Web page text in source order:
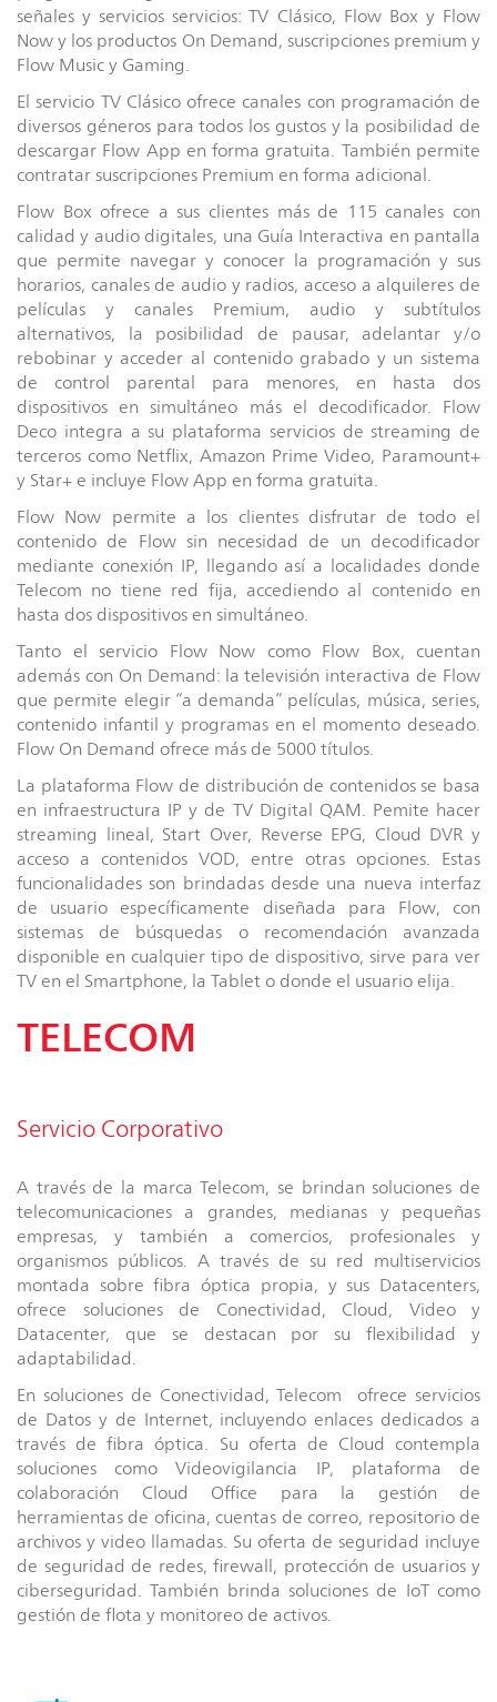
señales y servicios servicios: TV Clásico, Flow Box y Flow
Now y los productos On Demand, suscripciones premium y
Flow Music y Gaming.
El servicio TV Clásico ofrece canales con programación de
diversos géneros para todos los gustos y la posibilidad de
descargar Flow App en forma gratuita. También permite
contratar suscripciones Premium en forma adicional.
Flow Box ofrece a sus clientes más de 115 canales con
calidad y audio digitales, una Guía Interactiva en pantalla
que permite navegar y conocer la programación y sus
horarios, canales de audio y radios, acceso a alquileres de
películas y canales Premium, audio y subtítulos
alternativos, la posibilidad de pausar, adelantar y/o
rebobinar y acceder al contenido grabado y un sistema
de control parental para menores, en hasta dos
dispositivos en simultáneo más el decodificador. Flow
Deco integra a su plataforma servicios de streaming de
terceros como Netflix, Amazon Prime Video, Paramount+
y Star+ e incluye Flow App en forma gratuita.
Flow Now permite a los clientes disfrutar de todo el
contenido de Flow sin necesidad de un decodificador
mediante conexión IP, llegando así a localidades donde
Telecom no tiene red fija, accediendo al contenido en
hasta dos dispositivos en simultáneo.
Tanto el servicio Flow Now como Flow Box, cuentan
además con On Demand: la televisión interactiva de Flow
que permite elegir “a demanda” películas, música, series,
contenido infantil y programas en el momento deseado.
Flow On Demand ofrece más de 5000 títulos.
La plataforma Flow de distribución de contenidos se basa
en infraestructura IP y de TV Digital QAM. Pemite hacer
streaming lineal, Start Over, Reverse EPG, Cloud DVR y
acceso a contenidos VOD, entre otras opciones. Estas
funcionalidades son brindadas desde una nueva interfaz
de usuario específicamente diseñada para Flow, con
sistemas de búsquedas o recomendación avanzada
disponible en cualquier tipo de dispositivo, sirve para ver
TV en el Smartphone, la Tablet o donde el usuario elija.
TELECOM
Servicio Corporativo
A través de la marca Telecom, se brindan soluciones de
telecomunicaciones a grandes, medianas y pequeñas
empresas, y también a comercios, profesionales y
organismos públicos. A través de su red multiservicios
montada sobre fibra óptica propia, y sus Datacenters,
ofrece soluciones de Conectividad, Cloud, Video y
Datacenter, que se destacan por su flexibilidad y
adaptabilidad.
En soluciones de Conectividad, Telecom ofrece servicios
de Datos y de Internet, incluyendo enlaces dedicados a
través de fibra óptica. Su oferta de Cloud contempla
soluciones como Videovigilancia IP, plataforma de
colaboración Cloud Office para la gestión de
herramientas de oficina, cuentas de correo, repositorio de
archivos y video llamadas. Su oferta de seguridad incluye
de seguridad de redes, firewall, protección de usuarios y
ciberseguridad. También brinda soluciones de IoT como
gestión de flota y monitoreo de activos.